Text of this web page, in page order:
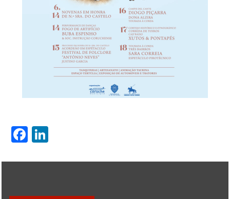
Facebook